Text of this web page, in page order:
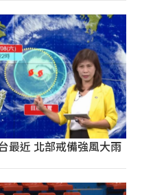
最近 北部戒備強風大雨